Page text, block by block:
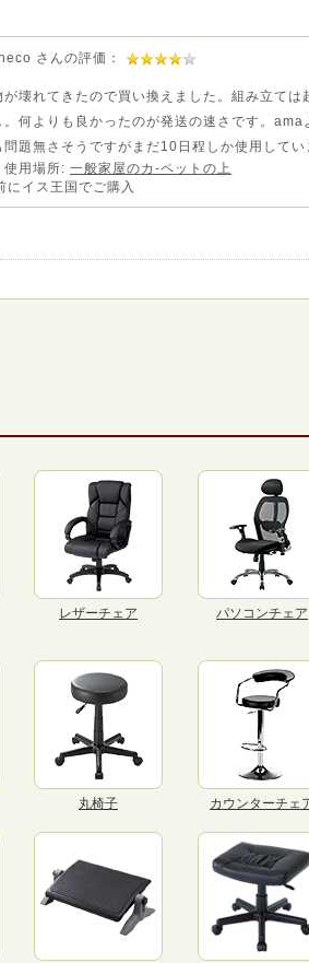
さんの評価：
が壊れてきたので買い換えました。組み立て
。何よりも良かったのが発送の速さです。ama
問題無さそうですがまだ10日程しか使用してい
使用場所: 一般家屋のカ-ペットの上
にイス王国でご購入
レザーチェア パソコンチェア
丸椅子 カウンターチェ